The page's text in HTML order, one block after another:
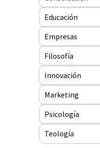
Educación
Empresas
Filosofía
Innovación
Marketing
Psicología
Teología